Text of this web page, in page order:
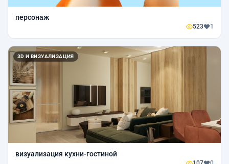
персонаж
523 1
3D И ВИЗУАЛИЗАЦИЯ
визуализация кухни-гостиной